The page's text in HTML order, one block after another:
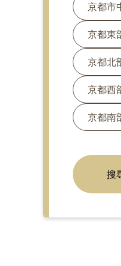
京都市
京都東
京都北
京都西
京都南
搜